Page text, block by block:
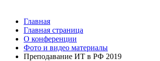
Главная
Главная страница
О конференции
Фото и видео материалы
Преподавание ИТ в РФ 2019